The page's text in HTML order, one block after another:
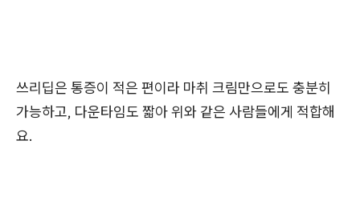
쓰리딥은 통증이 적은 편이라 마취 크림만으로도 충분히
가능하고, 다운타임도 짧아 위와 같은 사람들에게 적합해
요.